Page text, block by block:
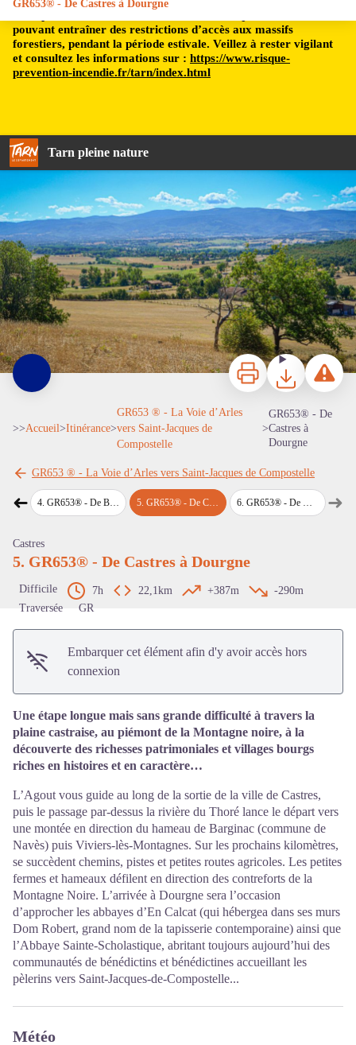
pouvant entraîner des restrictions d’accès aux massifs
forestiers, pendant la période estivale. Veillez à rester vigilant
et consultez les informations sur : https://www.risque-
prevention-incendie.fr/tarn/index.html
Tarn pleine nature
GR653® - De Castres à Dourgne
Dans la plaine castraise - TD, FFRando 81
Voir l'image en plein écran
ImprimerTéléchargerSignaler
>>Accueil>Itinérance>
GR653 ® - La Voie d’Arles
vers Saint-Jacques de
Compostelle
>
GR653® - De
Castres à
Dourgne
GR653 ® - La Voie d’Arles vers Saint-Jacques de Compostelle
➜Étape précédente
4. GR653® - De Boissezon à Castres 5 .GR653® - De Castres à Dourgne 6. GR653® - De Dourgne à Revel ➜
Castres
5. GR653® - De Castres à Dourgne
Difficile 7h 22,1km +387m
-290m
Traversée
GR
Embarquer cet élément afin d'y avoir accès hors
connexion
Une étape longue mais sans grande difficulté à travers la
plaine castraise, au piémont de la Montagne noire, à la
découverte des richesses patrimoniales et villages bourgs
riches en histoires et en caractère…
L’Agout vous guide au long de la sortie de la ville de Castres,
puis le passage par-dessus la rivière du Thoré lance le départ vers
une montée en direction du hameau de Barginac (commune de
Navès) puis Viviers-lès-Montagnes. Sur les prochains kilomètres,
se succèdent chemins, pistes et petites routes agricoles. Les petites
fermes et hameaux défilent en direction des contreforts de la
Montagne Noire. L’arrivée à Dourgne sera l’occasion
d’approcher les abbayes d’En Calcat (qui hébergea dans ses murs
Dom Robert, grand nom de la tapisserie contemporaine) ainsi que
l’Abbaye Sainte-Scholastique, abritant toujours aujourd’hui des
communautés de bénédictins et bénédictines accueillant les
pèlerins vers Saint-Jacques-de-Compostelle...
Météo